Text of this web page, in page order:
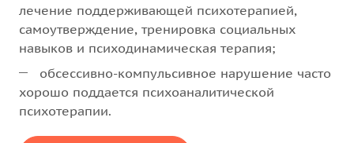
лечение поддерживающей психотерапией,
самоутверждение, тренировка социальных
навыков и психодинамическая терапия;
обсессивно-компульсивное нарушение часто
хорошо поддается психоаналитической
психотерапии.